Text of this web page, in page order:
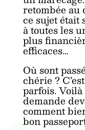
retombée au
ce sujet
à toutes les
plus
efficaces…
Où sont
chérie ?
parfois. Voilà
demande
comment
bon